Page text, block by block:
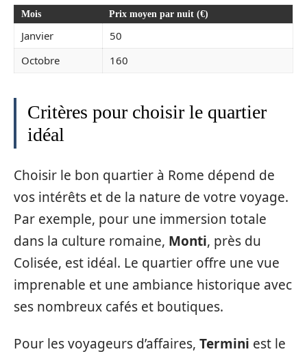
Mois Prix moyen par nuit (€)
Janvier
50
Octobre
160
Critères pour choisir le quartier
idéal
Choisir le bon quartier à Rome dépend de
vos intérêts et de la nature de votre voyage.
Par exemple, pour une immersion totale
dans la culture romaine, Monti, près du
Colisée, est idéal. Le quartier offre une vue
imprenable et une ambiance historique avec
ses nombreux cafés et boutiques.
Pour les voyageurs d’affaires, Termini est le